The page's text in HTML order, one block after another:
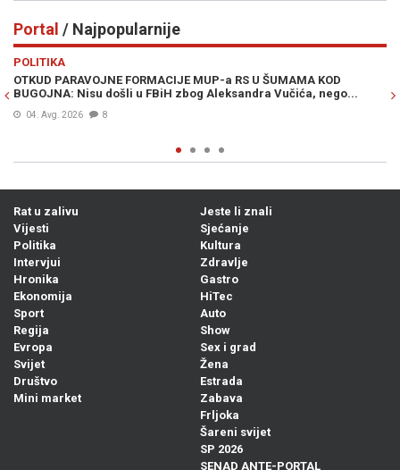
Portal / Najpopularnije
POLITIKA
OTKUD PARAVOJNE FORMACIJE MUP-a RS U ŠUMAMA KOD
BUGOJNA: Nisu došli u FBiH zbog Aleksandra Vučića, nego...
04. Avg. 2026 8
Rat u zalivu
Vijesti
Politika
Intervjui
Hronika
Ekonomija
Sport
Regija
Evropa
Svijet
Društvo
Mini market
Jeste li znali
Sjećanje
Kultura
Zdravlje
Gastro
HiTec
Auto
Show
Sex i grad
Žena
Estrada
Zabava
Frljoka
Šareni svijet
SP 2026
SENAD ANTE-PORTAL